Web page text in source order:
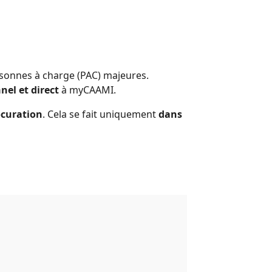
à charge (PAC) majeures.
et directà myCAAMI.
. Cela se fait uniquementdans